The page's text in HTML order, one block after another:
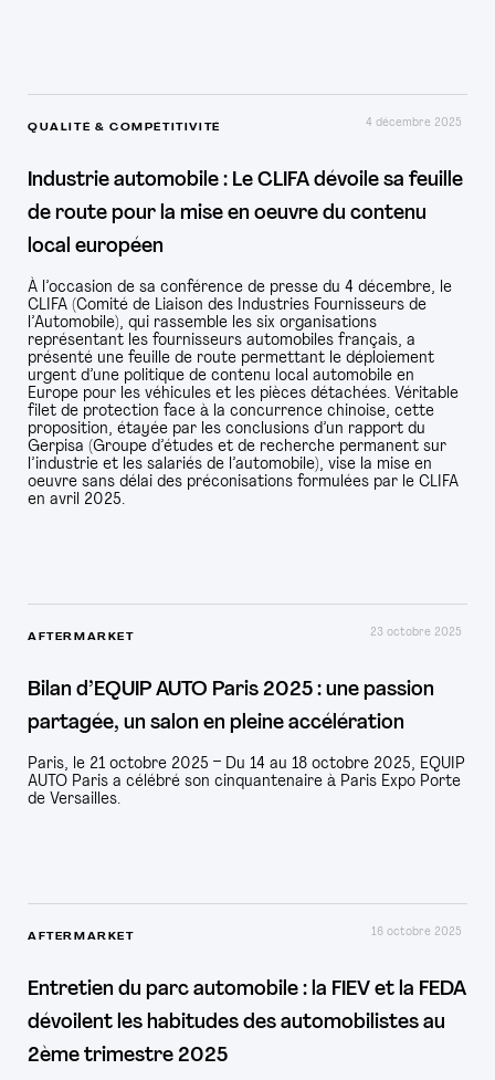
QUALITÉ & COMPÉTITIVITÉ 4 décembre 2025
Industrie automobile : Le CLIFA dévoile sa feuille
de route pour la mise en oeuvre du contenu
local européen
À l’occasion de sa conférence de presse du 4 décembre, le
CLIFA (Comité de Liaison des Industries Fournisseurs de
l’Automobile), qui rassemble les six organisations
représentant les fournisseurs automobiles français, a
présenté une feuille de route permettant le déploiement
urgent d’une politique de contenu local automobile en
Europe pour les véhicules et les pièces détachées. Véritable
filet de protection face à la concurrence chinoise, cette
proposition, étayée par les conclusions d’un rapport du
Gerpisa (Groupe d’études et de recherche permanent sur
l’industrie et les salariés de l’automobile), vise la mise en
oeuvre sans délai des préconisations formulées par le CLIFA
en avril 2025.
AFTERMARKET 23 octobre 2025
Bilan d’EQUIP AUTO Paris 2025 : une passion
partagée, un salon en pleine accélération
Paris, le 21 octobre 2025 – Du 14 au 18 octobre 2025, EQUIP
AUTO Paris a célébré son cinquantenaire à Paris Expo Porte
de Versailles.
AFTERMARKET 16 octobre 2025
Entretien du parc automobile : la FIEV et la FEDA
dévoilent les habitudes des automobilistes au
2ème trimestre 2025